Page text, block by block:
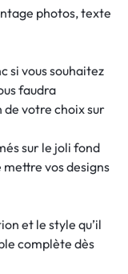
photos, texte
si vous souhaitez
faudra
de votre choix sur
sur le joli fond
vos designs
et le style qu’il
complète dès